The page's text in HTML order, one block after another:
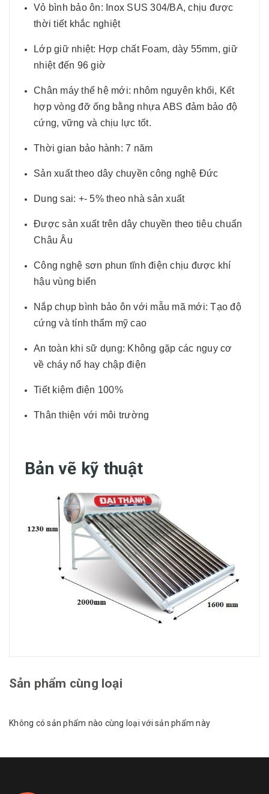
Vỏ bình bảo ôn: Inox SUS 304/BA, chịu được
thời tiết khắc nghiệt
Lớp giữ nhiệt: Hợp chất Foam, dày 55mm, giữ
nhiệt đến 96 giờ
Chân máy thế hệ mới: nhôm nguyên khối, Kết
hợp vòng đỡ ống bằng nhựa ABS đảm bảo độ
cứng, vững và chịu lực tốt.
Thời gian bảo hành: 7 năm
Sản xuất theo dây chuyền công nghệ Đức
Dung sai: +- 5% theo nhà sản xuất
Được sản xuất trên dây chuyền theo tiêu chuẩn
Châu Âu
Công nghệ sơn phun tĩnh điện chịu được khí
hậu vùng biển
Nắp chụp bình bảo ôn với mẫu mã mới: Tạo độ
cứng và tính thẩm mỹ cao
An toàn khi sữ dụng: Không gặp các nguy cơ
về cháy nổ hay chập điện
Tiết kiệm điện 100%
Thân thiện với môi trường
Bản vẽ kỹ thuật
Sản phẩm cùng loại
Không có sản phẩm nào cùng loại với sản phẩm này